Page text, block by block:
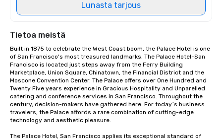
Lunasta tarjous
Tietoa meistä
Built in 1875 to celebrate the West Coast boom, the Palace Hotel is one
of San Francisco's most treasured landmarks. The Palace Hotel-San
Francisco is located just steps away from the Ferry Building
Marketplace, Union Square, Chinatown, the Financial District and the
Moscone Convention Center. The Palace offers over One Hundred and
Twenty Five years experience in Gracious Hospitality and Unparelled
catering and conference services in San Francisco. Throughout the
century, decision-makers have gathered here. For today`s business
travelers, the Palace affords a rare combination of cutting-edge
technology and aesthetic pleasure.
The Palace Hotel, San Francisco applies its exceptional standard of